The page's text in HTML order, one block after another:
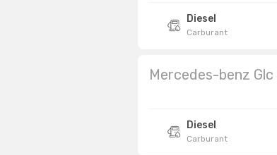
Diesel
Carburant
Mercedes-benz Glc
Diesel
Carburant